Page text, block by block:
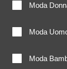
Moda
Moda
Moda